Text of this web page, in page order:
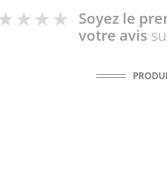
Soyez le
votre avis